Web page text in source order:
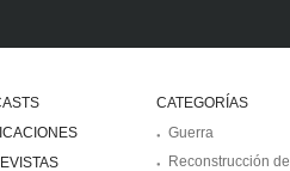
CATEGORÍAS
Guerra
Reconstrucción de